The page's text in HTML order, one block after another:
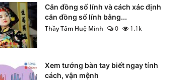
Căn đồng số lính và cách xác định
căn đồng số lính bằng...
Thầy Tâm Huệ Minh
0 1.1k
Xem tướng bàn tay biết ngay tính
cách, vận mệnh